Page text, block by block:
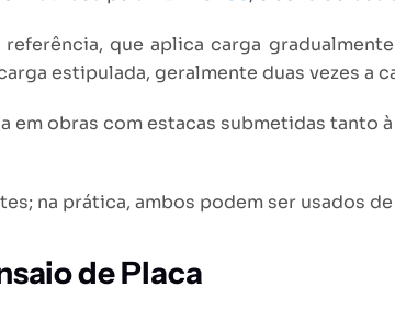
que aplica carga
estipulada, geralmente duas vezes a
em obras com estacas submetidas
na prática, ambos podem ser usados
de Placa